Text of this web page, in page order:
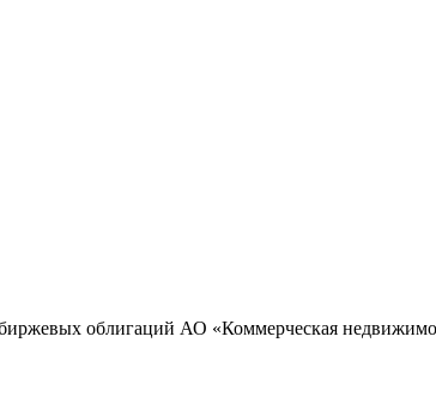
облигаций АО «Коммерческая